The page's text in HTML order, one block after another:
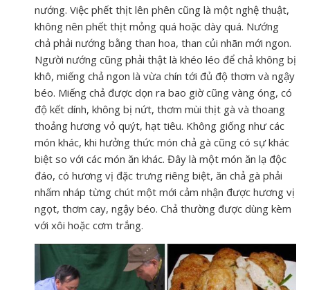
nướng. Việc phết thịt lên phên cũng là một nghệ thuật,
không nên phết thịt mỏng quá hoặc dày quá. Nướng
chả phải nướng bằng than hoa, than củi nhãn mới ngon.
Người nướng cũng phải thật là khéo léo để chả không bị
khô, miếng chả ngon là vừa chín tới đủ độ thơm và ngậy
béo. Miếng chả được dọn ra bao giờ cũng vàng óng, có
độ kết dính, không bị nứt, thơm mùi thịt gà và thoang
thoảng hương vỏ quýt, hạt tiêu. Không giống như các
món khác, khi hưởng thức món chả gà cũng có sự khác
biệt so với các món ăn khác. Đây là một món ăn lạ độc
đáo, có hương vị đặc trưng riêng biệt, ăn chả gà phải
nhấm nháp từng chút một mới cảm nhận được hương vị
ngọt, thơm cay, ngậy béo. Chả thường được dùng kèm
với xôi hoặc cơm trắng.